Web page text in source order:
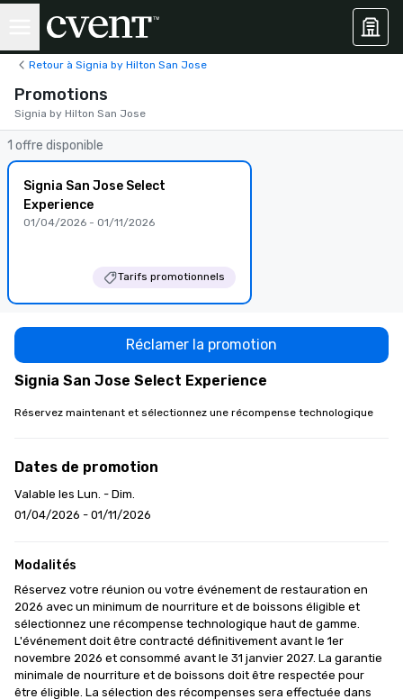
Retour à Signia by Hilton San Jose
Promotions
Signia by Hilton San Jose
1 offre disponible
Signia San Jose Select
Experience
01/04/2026 - 01/11/2026
Tarifs promotionnels
Signia San Jose Select Experience
Réclamer la promotion
Réservez maintenant et sélectionnez une récompense technologique
Dates de promotion
Valable les Lun. - Dim.
01/04/2026 - 01/11/2026
Modalités
Réservez votre réunion ou votre événement de restauration en
2026 avec un minimum de nourriture et de boissons éligible et
sélectionnez une récompense technologique haut de gamme.
L'événement doit être contracté définitivement avant le 1er
novembre 2026 et consommé avant le 31 janvier 2027. La garantie
minimale de nourriture et de boissons doit être respectée pour
être éligible. La sélection des récompenses sera effectuée dans